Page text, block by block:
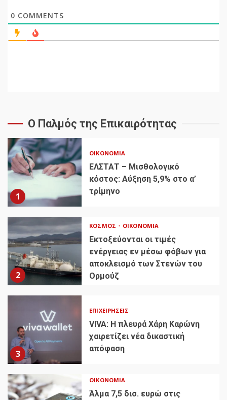
0 COMMENTS
Ο Παλμός της Επικαιρότητας
1
ΟΙΚΟΝΟΜΊΑ
ΕΛΣΤΑΤ – Μισθολογικό
κόστος: Αύξηση 5,9% στο α’
τρίμηνο
2
ΚΌΣΜΟΣ ΟΙΚΟΝΟΜΊΑ
Εκτοξεύονται οι τιμές
ενέργειας εν μέσω φόβων για
αποκλεισμό των Στενών του
Ορμούζ
3
ΕΠΙΧΕΙΡΉΣΕΙΣ
VIVA: Η πλευρά Χάρη Καρώνη
χαιρετίζει νέα δικαστική
απόφαση
ΟΙΚΟΝΟΜΊΑ
Άλμα 7,5 δισ. ευρώ στις